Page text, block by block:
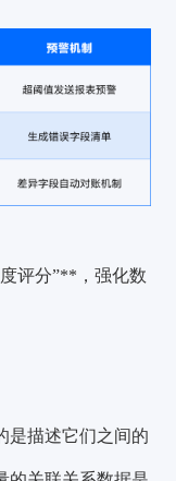
评分”**，强化数
是描述它们之间的